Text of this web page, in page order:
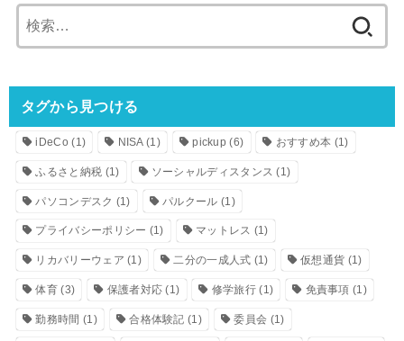
索:
タグから見つける
iDeCo (1) NISA(1) pickup (6) おすすめ本 (1)
ふるさと納税 (1) ソーシャルディスタンス (1)
パソコンデスク (1) パルクール (1)
プライバシーポリシー (1) マットレス (1)
リカバリーウェア (1) 二分の一成人式 (1) 仮想通貨 (1)
体育 (3) 保護者対応 (1) 修学旅行(1) 免責事項 (1)
勤務時間 (1) 合格体験記 (1) 委員会 (1)